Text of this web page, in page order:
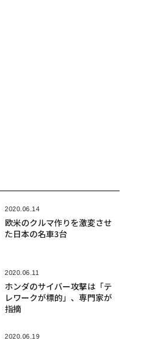
2020.06.14
欧米のクルマ作りを激変させ
た日本の名車3台
2020.06.11
ホンダのサイバー攻撃は「テ
レワークが標的」、専門家が
指摘
2020.06.19